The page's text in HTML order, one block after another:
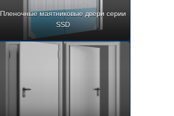
Пленочные маятниковые двери серии
SSD